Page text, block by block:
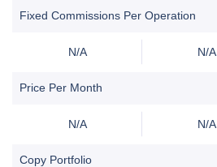
Fixed Commissions Per Operation
N/A N/A
Price Per Month
N/A N/A
Copy Portfolio